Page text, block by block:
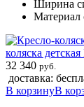
Ширина
Материал
коляска
32 340 руб.
доставка:
В корзинуВ